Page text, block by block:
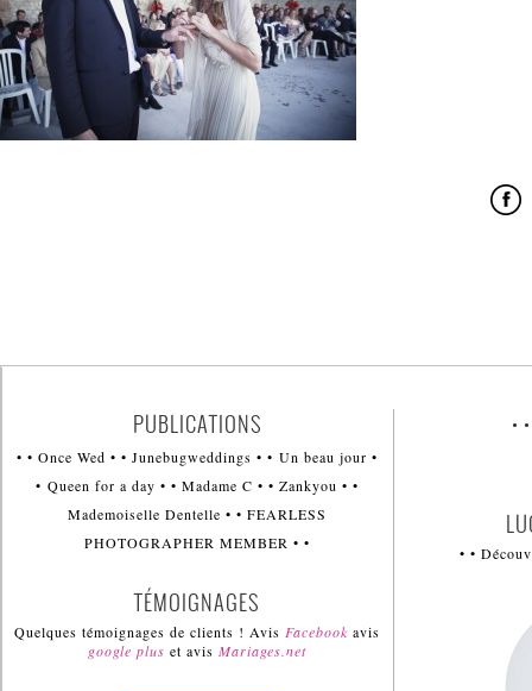
PUBLICATIONS
• • Once Wed • • Junebugweddings • • Un beau jour •
• Queen for a day • • Madame C • • Zankyou • •
Mademoiselle Dentelle • • FEARLESS
PHOTOGRAPHER MEMBER • •
TÉMOIGNAGES
Quelques témoignages de clients ! Avis Facebookavis
google pluset avisMariages.net
•
• •